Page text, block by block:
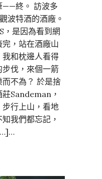
——終。 訪波多
波特酒的酒廠。
，是因為看到網
，站在酒廠山
和枕邊人看得
伐，來個一箭
不為？ 於是捨
Sandeman，
行上山，看地
我們都忘記，